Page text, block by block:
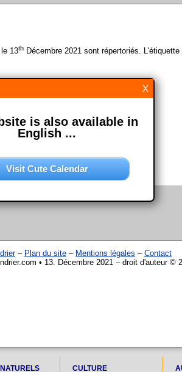
13th Décembre 2021 sont répertoriés.
– Plan du site – Mentions légales – Contact
• 13. Décembre 2021 – droit d'auteur ©
CULTURE
X
is also available in
English ...
Visit Cute Calendar